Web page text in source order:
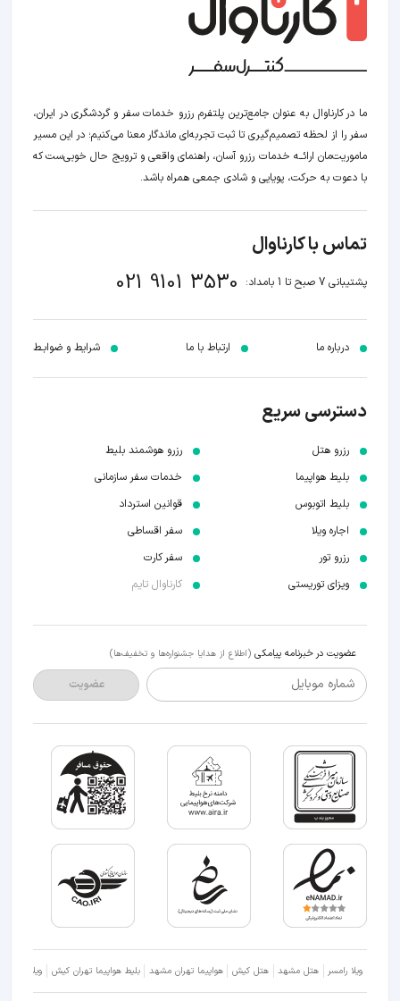
ما در کارناوال به عنوان جامع‌ترین پلتفرم رزرو خدمات سفر و گردشگری در ایران،
سفر را از لحظه‌ تصمیم‌گیری تا ثبت تجربه‌ای ماندگار معنا می‌کنیم؛ در این مسیر‍
ماموریت‌مان اراﺋــﻪ خدمات رزرو آسان، راهنمای واقعی و ترویج حال خوبی‌ست که
با دعوت به حرکت، پویایی و شادی جمعی همراه باشد.
تماس با کارناوال
پشتیبانی 7 صبح تا 1 بامداد: 021 9101 3530
درباره ما ارتباط با ما شرایط و ضوابـط
دسترسی سریع
رزرو هتل
بلیط هواپیما
بلیط اتوبوس
اجاره ویلا
رزرو تور
ویزای توریستی
رزرو هوشمند بلیط
خدمات سفر سازمانی
قوانین استرداد
سفر اقساطی
سفر کارت
کارناوال تایم
عضویت در خبرنامه پیامکی (اطلاع از هدایا جشنواره‌ها و تخفیف‌ها)
شماره موبایل عضویت
ویلا رامسر هتل مشهد هتل کیش هواپیما تهران مشهد بلیط هواپیما تهران کیش ویلا شمال